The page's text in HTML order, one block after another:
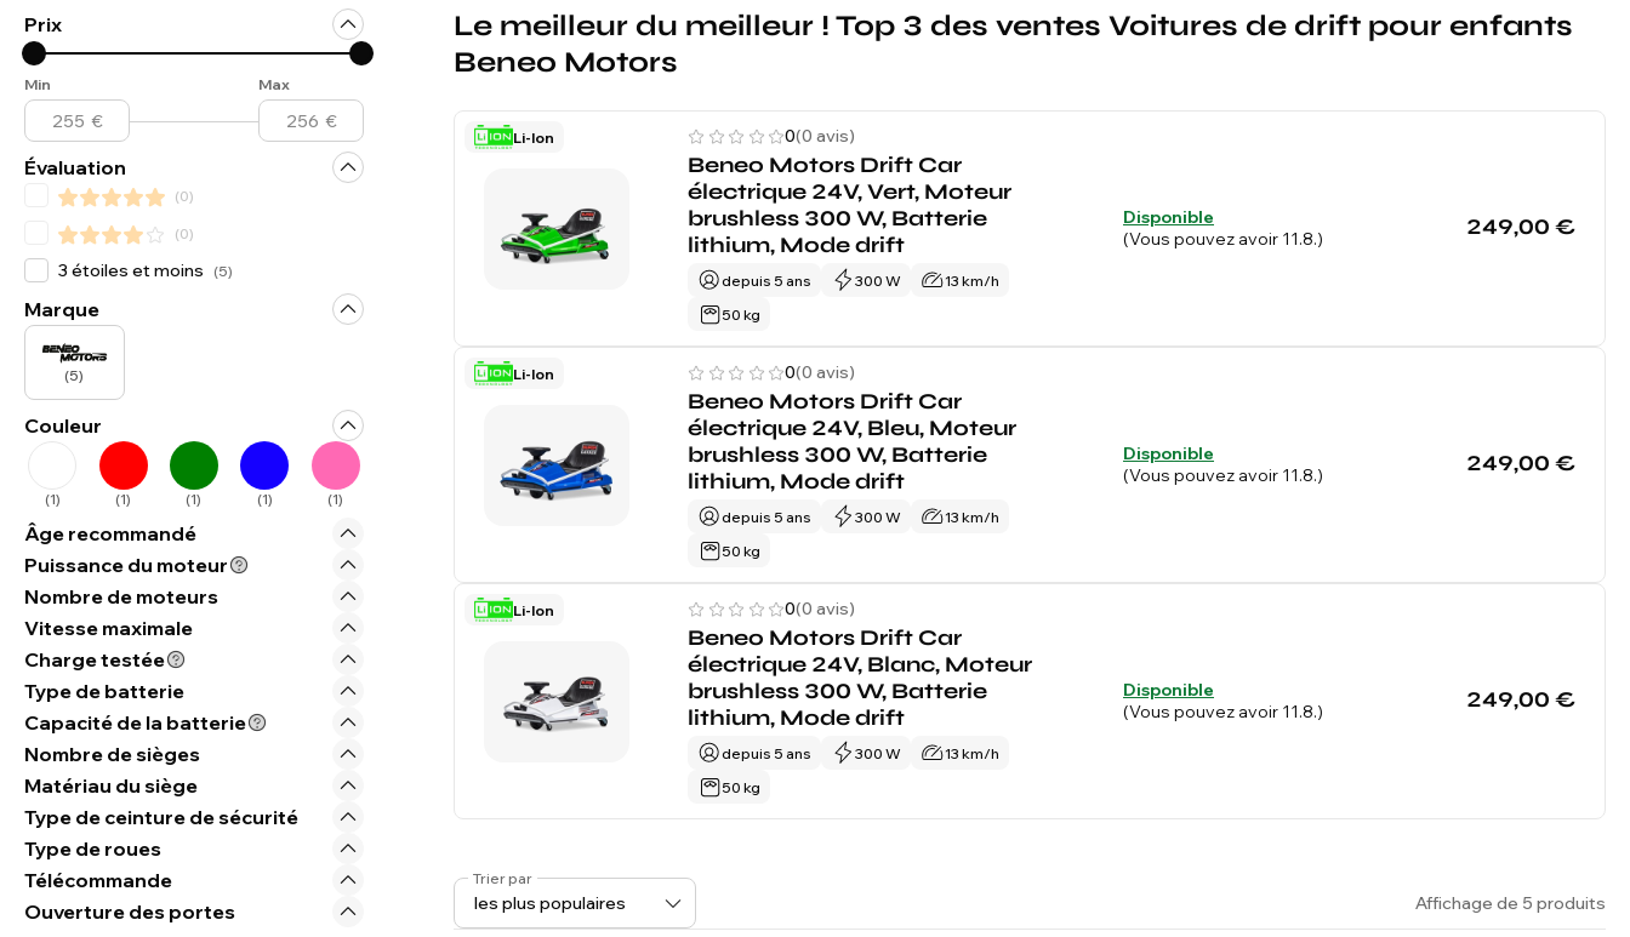
Prix
Min Max
Évaluation
(0)
(0)
3 étoiles et moins (5)
Marque
(5)
Couleur
(1) (1) (1) (1) (1)
Âge recommandé
Puissance du moteur
Nombre de moteurs
Vitesse maximale
Charge testée
Type de batterie
Capacité de la batterie
Nombre de sièges
Matériau du siège
Type de ceinture de sécurité
Type de roues
Télécommande
Ouverture des portes
Le meilleur du meilleur ! Top 3 des ventes Voitures de drift pour enfants
Beneo Motors
Li-Ion 0(0 avis)
Beneo Motors Drift Car
électrique 24V, Vert, Moteur
brushless 300 W, Batterie
lithium, Mode drift
depuis 5 ans 300 W
13 km/h
50 kg
249,00 €
Disponible
(Vous pouvez avoir 11.8.)
Li-Ion 0(0 avis)
Beneo Motors Drift Car
électrique 24V, Bleu, Moteur
brushless 300 W, Batterie
lithium, Mode drift
depuis 5 ans 300 W
13 km/h
50 kg
249,00 €
Disponible
(Vous pouvez avoir 11.8.)
Li-Ion 0(0 avis)
Beneo Motors Drift Car
électrique 24V, Blanc, Moteur
brushless 300 W, Batterie
lithium, Mode drift
depuis 5 ans 300 W
13 km/h
50 kg
249,00 €
Disponible
(Vous pouvez avoir 11.8.)
Trier par
Affichage de 5 produits